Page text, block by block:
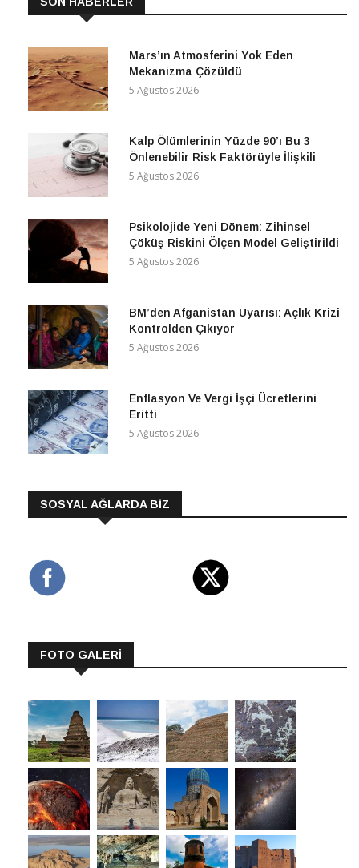
SON HABERLER
Mars’ın Atmosferini Yok Eden
Mekanizma Çözüldü
Kalp Ölümlerinin Yüzde 90’ı Bu 3
Önlenebilir Risk Faktörüyle İlişkili
Psikolojide Yeni Dönem: Zihinsel
Çöküş Riskini Ölçen Model Geliştirildi
BM’den Afganistan Uyarısı: Açlık Krizi
Kontrolden Çıkıyor
Enflasyon Ve Vergi İşçi Ücretlerini
Eritti
SOSYAL AĞLARDA BİZ
FOTO GALERİ